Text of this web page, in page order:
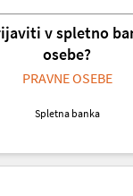
v spletno
osebe?
PRAVNE OSEBE
Spletna banka